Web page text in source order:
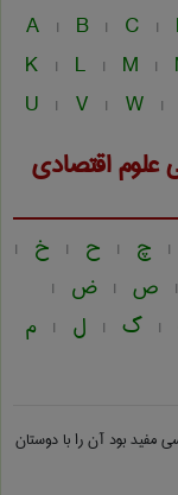
A | B | C |
K | L | M |
U | V | W |
علوم اقتصادی
| چ | ح | خ |
| ص | ض |
| گ | ل | م
مفید بود آن را با دوستان